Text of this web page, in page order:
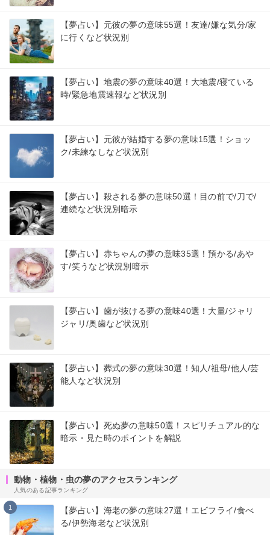
【夢占い】元彼の夢の意味55選！友達/嫌な気分/家
に行くなど状況別
【夢占い】地震の夢の意味40選！大地震/寝ている
時/緊急地震速報など状況別
【夢占い】元彼が結婚する夢の意味15選！ショッ
ク/未練なしなど状況別
【夢占い】殺される夢の意味50選！目の前で/刀で/
連続など状況別暗示
【夢占い】赤ちゃんの夢の意味35選！預かる/あや
す/笑うなど状況別暗示
【夢占い】歯が抜ける夢の意味40選！大量/ジャリ
ジャリ/奥歯など状況別
【夢占い】葬式の夢の意味30選！知人/祖母/他人/芸
能人など状況別
【夢占い】死ぬ夢の意味50選！スピリチュアル的な
暗示・見た時のポイントを解説
動物・植物・虫の夢のアクセスランキング
人気のある記事ランキング
1
【夢占い】海老の夢の意味27選！エビフライ/食べ
る/伊勢海老など状況別